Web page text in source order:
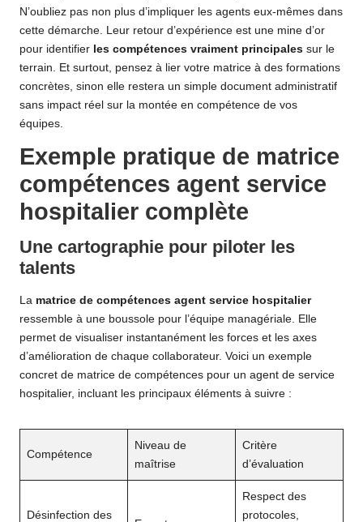
N’oubliez pas non plus d’impliquer les agents eux-mêmes dans
cette démarche. Leur retour d’expérience est une mine d’or
pour identifier les compétences vraiment principales sur le
terrain. Et surtout, pensez à lier votre matrice à des formations
concrètes, sinon elle restera un simple document administratif
sans impact réel sur la montée en compétence de vos
équipes.
Exemple pratique de matrice
compétences agent service
hospitalier complète
Une cartographie pour piloter les
talents
La matrice de compétences agent service hospitalier
ressemble à une boussole pour l’équipe managériale. Elle
permet de visualiser instantanément les forces et les axes
d’amélioration de chaque collaborateur. Voici un exemple
concret de matrice de compétences pour un agent de service
hospitalier, incluant les principaux éléments à suivre :
Compétence
Niveau de
maîtrise
Critère
d’évaluation
Désinfection des
Respect des
protocoles,